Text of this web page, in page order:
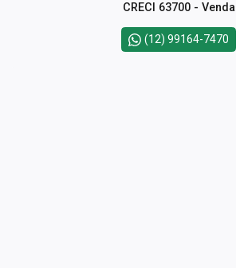
CRECI 63700 - Venda
(12) 99164-7470